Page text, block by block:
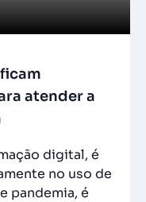
atender a
digital, é
no uso de
pandemia, é